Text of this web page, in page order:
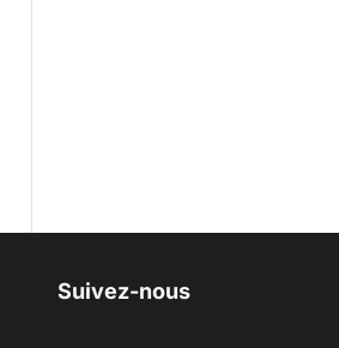
Suivez-nous